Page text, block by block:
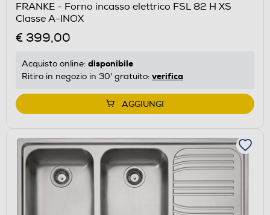
FRANKE - Forno incasso elettrico FSL 82 H XS
Classe A-INOX
€ 399,00
Acquisto online: disponibile
Ritiro in negozio in 30' gratuito: verifica
AGGIUNGI